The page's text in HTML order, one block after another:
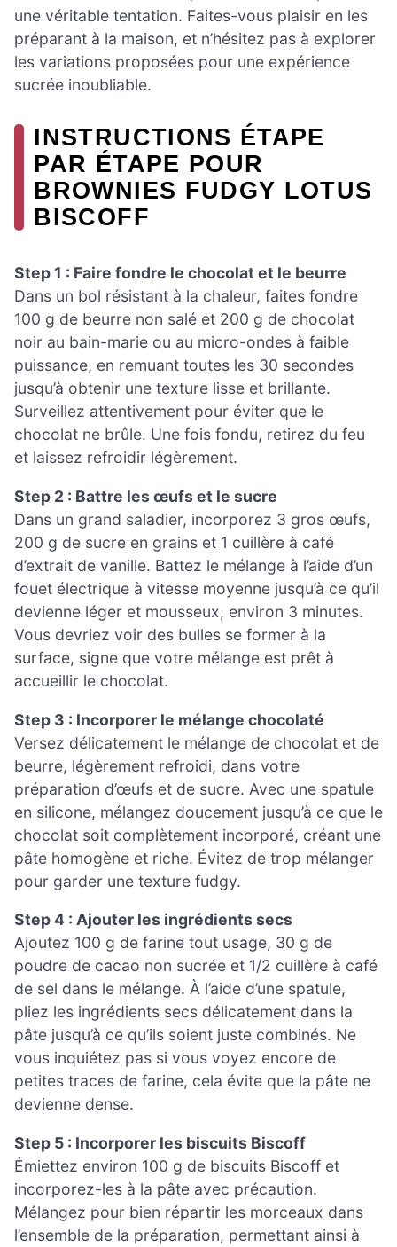
une véritable tentation. Faites-vous plaisir en les
préparant à la maison, et n’hésitez pas à explorer
les variations proposées pour une expérience
sucrée inoubliable.
INSTRUCTIONS ÉTAPE
PAR ÉTAPE POUR
BROWNIES FUDGY LOTUS
BISCOFF
Step 1 : Faire fondre le chocolat et le beurre
Dans un bol résistant à la chaleur, faites fondre
100 g de beurre non salé et 200 g de chocolat
noir au bain-marie ou au micro-ondes à faible
puissance, en remuant toutes les 30 secondes
jusqu’à obtenir une texture lisse et brillante.
Surveillez attentivement pour éviter que le
chocolat ne brûle. Une fois fondu, retirez du feu
et laissez refroidir légèrement.
Step 2 : Battre les œufs et le sucre
Dans un grand saladier, incorporez 3 gros œufs,
200 g de sucre en grains et 1 cuillère à café
d’extrait de vanille. Battez le mélange à l’aide d’un
fouet électrique à vitesse moyenne jusqu’à ce qu’il
devienne léger et mousseux, environ 3 minutes.
Vous devriez voir des bulles se former à la
surface, signe que votre mélange est prêt à
accueillir le chocolat.
Step 3 : Incorporer le mélange chocolaté
Versez délicatement le mélange de chocolat et de
beurre, légèrement refroidi, dans votre
préparation d’œufs et de sucre. Avec une spatule
en silicone, mélangez doucement jusqu’à ce que le
chocolat soit complètement incorporé, créant une
pâte homogène et riche. Évitez de trop mélanger
pour garder une texture fudgy.
Step 4 : Ajouter les ingrédients secs
Ajoutez 100 g de farine tout usage, 30 g de
poudre de cacao non sucrée et 1/2 cuillère à café
de sel dans le mélange. À l’aide d’une spatule,
pliez les ingrédients secs délicatement dans la
pâte jusqu’à ce qu’ils soient juste combinés. Ne
vous inquiétez pas si vous voyez encore de
petites traces de farine, cela évite que la pâte ne
devienne dense.
Step 5 : Incorporer les biscuits Biscoff
Émiettez environ 100 g de biscuits Biscoff et
incorporez-les à la pâte avec précaution.
Mélangez pour bien répartir les morceaux dans
l’ensemble de la préparation, permettant ainsi à